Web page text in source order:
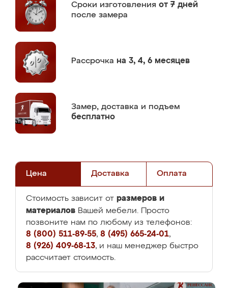
Сроки изготовления от 7 дней
после замера
Рассрочка на 3, 4, 6 месяцев
Замер, доставка и подъем
бесплатно
Цена Доставка Оплата
Стоимость зависит от размеров и
материалов Вашей мебели. Просто
позвоните нам по любому из телефонов:
8 (800) 511-89-55, 8 (495) 665-24-01,
8 (926) 409-68-13, и наш менеджер быстро
рассчитает стоимость.